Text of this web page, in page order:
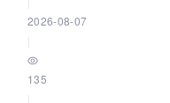
2026-08-07
135